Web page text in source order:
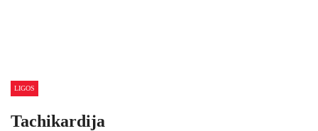
LIGOS
Tachikardija